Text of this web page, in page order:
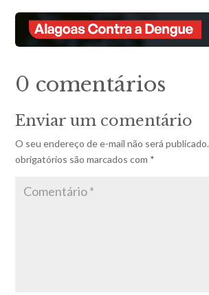
0 comentários
Enviar um comentário
O seu endereço de e-mail não será publicado.
obrigatórios são marcados com *